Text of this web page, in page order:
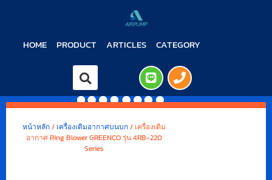
HOME PRODUCT ARTICLES CATEGORY
หน้าหลัก/ เครื่องเติมอากาศบนบก/ เครื่องเติม
อากาศ Ring Blower GREENCO รุ่น 4RB-220
Series